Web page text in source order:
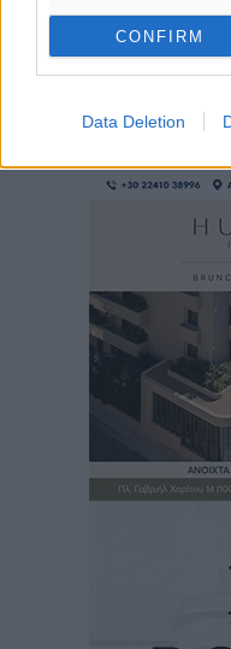
CONFIRM
Data Deletion